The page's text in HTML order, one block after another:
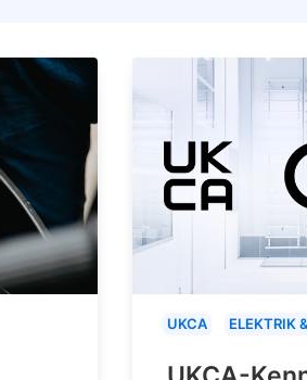
UKCA ELEKTRIK